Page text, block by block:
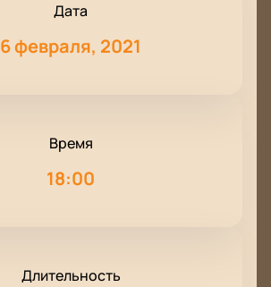
Дата
6 февраля, 2021
Время
18:00
Длительность